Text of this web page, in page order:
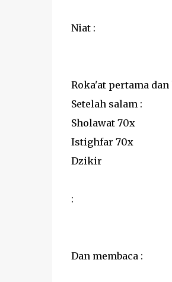
Niat :
Roka'at pertama
Setelah salam :
Sholawat 70x
Istighfar 70x
Dzikir
:
Dan membaca :